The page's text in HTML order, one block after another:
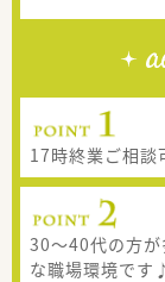
17時終業ご相談
30～40代の方が
な職場環境です